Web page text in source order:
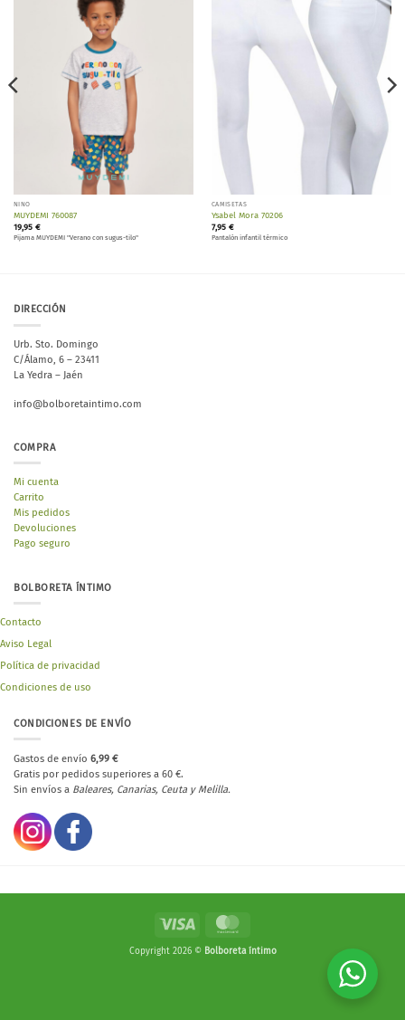
NIÑO
MUYDEMI 760087
19,95 €
Pijama MUYDEMI "Verano con sugus-tilo"
Añadir
CAMISETAS
Ysabel Mora 70206
7,95 €
Pantalón infantil térmico
DIRECCIÓN
Urb. Sto. Domingo
C/Álamo, 6 – 23411
La Yedra – Jaén
info@bolboretaintimo.com
COMPRA
Mi cuenta
Carrito
Mis pedidos
Devoluciones
Pago seguro
BOLBORETA ÍNTIMO
Contacto
Aviso Legal
Política de privacidad
Condiciones de uso
CONDICIONES DE ENVÍO
Gastos de envío 6,99 €
Gratis por pedidos superiores a 60 €.
Sin envíos a Baleares, Canarias, Ceuta y Melilla.
Copyright 2026 © Bolboreta íntimo